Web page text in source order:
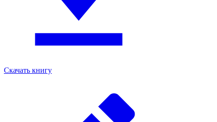
Скачать книгу